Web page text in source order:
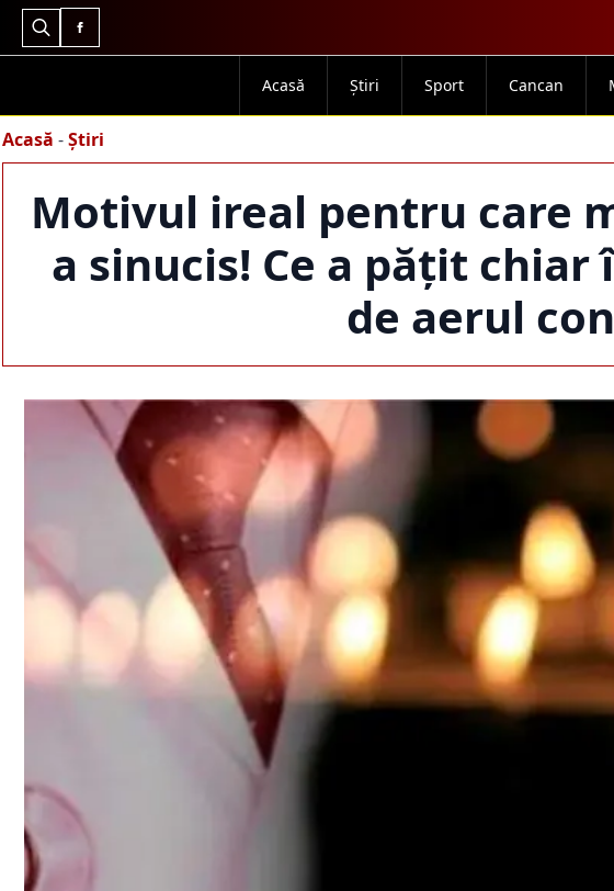
Search
Acasă Știri Sport Cancan
Acasă -Știri
Motivul ireal pentru care
a sinucis! Ce a pățit chiar
de aerul